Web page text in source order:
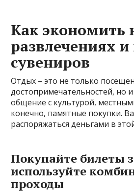
Как экономить
развлечениях
сувениров
Отдых – это не только
достопримечательностей, но
общение с культурой,
конечно, памятные покупки.
распоряжаться деньгами в
Покупайте билеты
используйте
проходы